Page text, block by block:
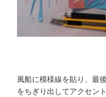
風船に模様線を貼り、最
をちぎり出してアクセン